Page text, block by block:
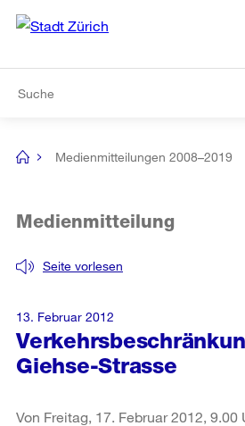
Navigation
[no
Medienmitteilungen 2008–2019
Giehse-Strasse
Seite vorlesen
Medienmitteilung
13. Februar 2012
Von Freitag, 17. Februar 2012, 9.00